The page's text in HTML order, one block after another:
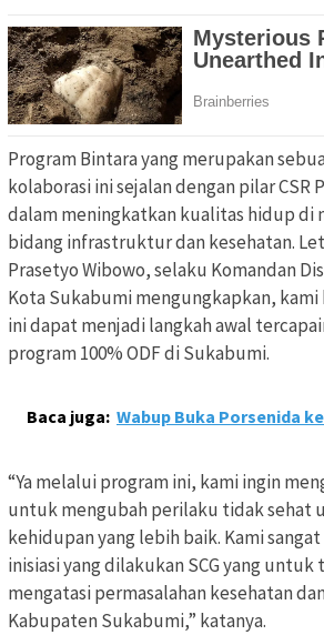
Program Bintara yang merupakan
kolaborasi ini sejalan dengan pilar CSR
dalam meningkatkan kualitas hidup di
bidang infrastruktur dan kesehatan.
Prasetyo Wibowo, selaku Komandan
Kota Sukabumi mengungkapkan,
ini dapat menjadi langkah awal
program 100% ODF di Sukabumi.
Baca juga: Wabup Buka Porsenida
“Ya melalui program ini, kami ingin
untuk mengubah perilaku tidak sehat
kehidupan yang lebih baik. Kami
inisiasi yang dilakukan SCG yang
mengatasi permasalahan kesehatan
Kabupaten Sukabumi,” katanya.